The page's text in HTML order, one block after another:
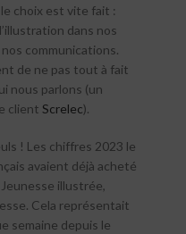
le choix est vite fait :
dans nos
communications.
de ne pas tout à fait
nous parlons (un
client Screlec).
! Les chiffres 2023 le
avaient déjà acheté
illustrée,
Cela représentait
semaine depuis le